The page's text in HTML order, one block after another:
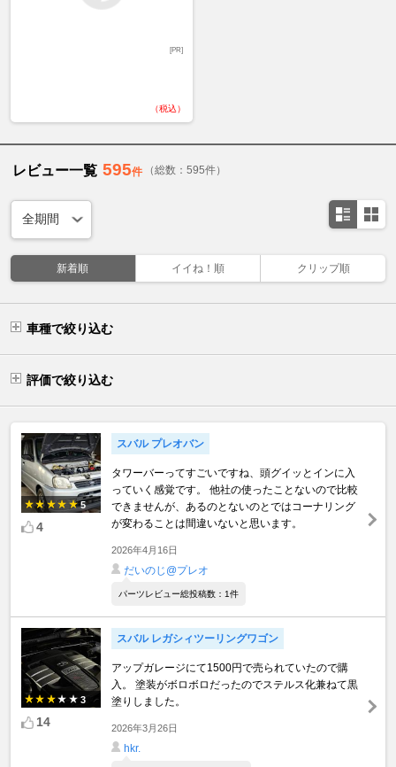
[PR]
（税込）
レビュー一覧 595件 （総数：595件）
新着順 イイね！順 クリップ順
車種で絞り込む
評価で絞り込む
5
4
スバル プレオバン
タワーバーってすごいですね、頭グイッとインに入
っていく感覚です。 他社の使ったことないので比較
できませんが、あるのとないのとではコーナリング
が変わることは間違いないと思います。
2026年4月16日
だいのじ@プレオ
パーツレビュー総投稿数：1件
3
14
スバル レガシィツーリングワゴン
アップガレージにて1500円で売られていたので購
入。 塗装がボロボロだったのでステルス化兼ねて黒
塗りしました。
2026年3月26日
hkr.